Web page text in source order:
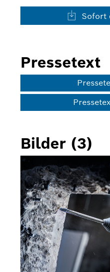
Sofort
Pressetext
Bilder (3)